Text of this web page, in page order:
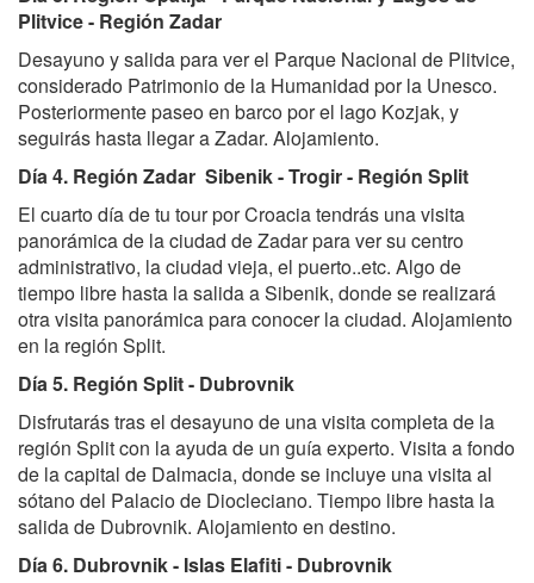
Plitvice - Región Zadar
Desayuno y salida para ver el Parque Nacional de Plitvice,
considerado Patrimonio de la Humanidad por la Unesco.
Posteriormente paseo en barco por el lago Kozjak, y
seguirás hasta llegar a Zadar. Alojamiento.
Día 4. Región Zadar Sibenik - Trogir - Región Split
El cuarto día de tu tour por Croacia tendrás una visita
panorámica de la ciudad de Zadar para ver su centro
administrativo, la ciudad vieja, el puerto..etc. Algo de
tiempo libre hasta la salida a Sibenik, donde se realizará
otra visita panorámica para conocer la ciudad. Alojamiento
en la región Split.
Día 5. Región Split - Dubrovnik
Disfrutarás tras el desayuno de una visita completa de la
región Split con la ayuda de un guía experto. Visita a fondo
de la capital de Dalmacia, donde se incluye una visita al
sótano del Palacio de Diocleciano. Tiempo libre hasta la
salida de Dubrovnik. Alojamiento en destino.
Día 6. Dubrovnik - Islas Elafiti - Dubrovnik